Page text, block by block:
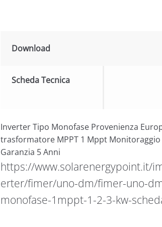
Download
Scheda Tecnica
Inverter Tipo Monofase Provenienza
trasformatore MPPT 1 Mppt
Garanzia 5 Anni
https://www.solarenergypoint.it/
erter/fimer/uno-dm/fimer-uno-
monofase-1mppt-1-2-3-kw-